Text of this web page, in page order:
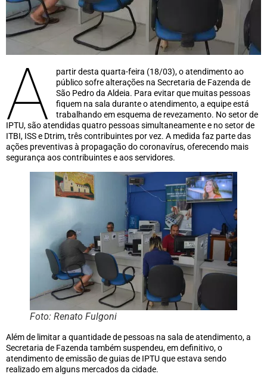
A
partir desta quarta-feira (18/03), o atendimento ao
público sofre alterações na Secretaria de Fazenda de
São Pedro da Aldeia. Para evitar que muitas pessoas
fiquem na sala durante o atendimento, a equipe está
trabalhando em esquema de revezamento. No setor de
IPTU, são atendidas quatro pessoas simultaneamente e no setor de
ITBI, ISS e Dtrim, três contribuintes por vez. A medida faz parte das
ações preventivas à propagação do coronavírus, oferecendo mais
segurança aos contribuintes e aos servidores.
Foto: Renato Fulgoni
Além de limitar a quantidade de pessoas na sala de atendimento, a
Secretaria de Fazenda também suspendeu, em definitivo, o
atendimento de emissão de guias de IPTU que estava sendo
realizado em alguns mercados da cidade.